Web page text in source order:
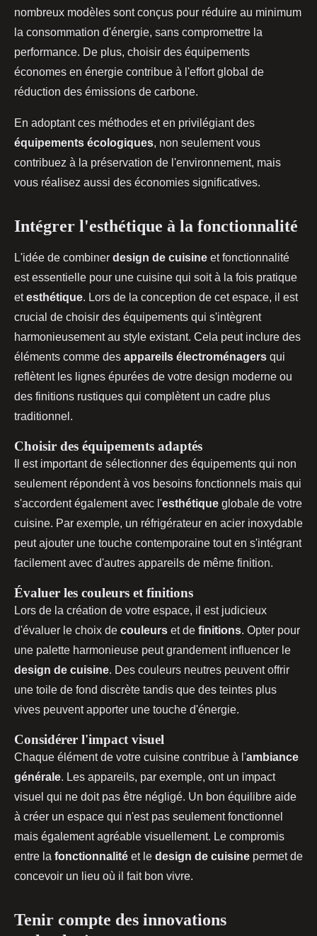
nombreux modèles sont conçus pour réduire au minimum
la consommation d'énergie, sans compromettre la
performance. De plus, choisir des équipements
économes en énergie contribue à l'effort global de
réduction des émissions de carbone.
En adoptant ces méthodes et en privilégiant des
équipements écologiques, non seulement vous
contribuez à la préservation de l'environnement, mais
vous réalisez aussi des économies significatives.
Intégrer l'esthétique à la fonctionnalité
L'idée de combiner design de cuisine et fonctionnalité
est essentielle pour une cuisine qui soit à la fois pratique
etesthétique. Lors de la conception de cet espace, il est
crucial de choisir des équipements qui s'intègrent
harmonieusement au style existant. Cela peut inclure des
éléments comme des appareils électroménagers qui
reflètent les lignes épurées de votre design moderne ou
des finitions rustiques qui complètent un cadre plus
traditionnel.
Choisir des équipements adaptés
Il est important de sélectionner des équipements qui non
seulement répondent à vos besoins fonctionnels mais qui
s'accordent également avec l'esthétique globale de votre
cuisine. Par exemple, un réfrigérateur en acier inoxydable
peut ajouter une touche contemporaine tout en s'intégrant
facilement avec d'autres appareils de même finition.
Évaluer les couleurs et finitions
Lors de la création de votre espace, il est judicieux
d'évaluer le choix de couleurs et de finitions. Opter pour
une palette harmonieuse peut grandement influencer le
design de cuisine. Des couleurs neutres peuvent offrir
une toile de fond discrète tandis que des teintes plus
vives peuvent apporter une touche d'énergie.
Considérer l'impact visuel
Chaque élément de votre cuisine contribue à l'ambiance
générale. Les appareils, par exemple, ont un impact
visuel qui ne doit pas être négligé. Un bon équilibre aide
à créer un espace qui n'est pas seulement fonctionnel
mais également agréable visuellement. Le compromis
entre la fonctionnalité et le design de cuisine permet de
concevoir un lieu où il fait bon vivre.
Tenir compte des innovations